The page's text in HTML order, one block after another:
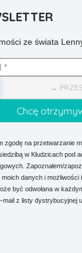
ze świata
→
zgodę na przetwarzanie
w Kłudzicach pod
Zapoznałem/
danych i możliwości
być odwołana w
mail z listy dystrybucyjnej